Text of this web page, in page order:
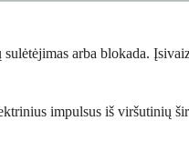
arba blokada.
impulsus iš viršutinių